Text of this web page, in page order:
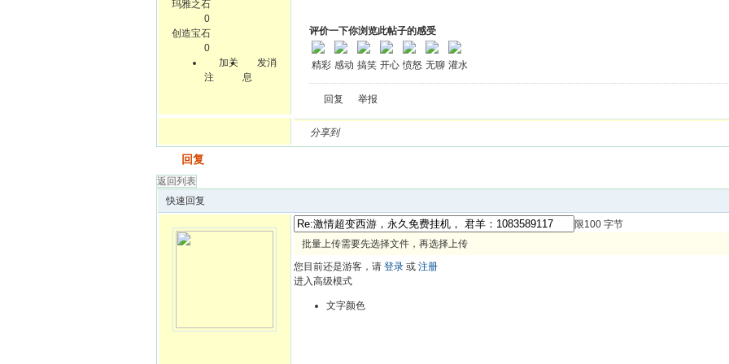
玛雅之石
0
创造宝石
0
加关
注
发消
息
评价一下你浏览此帖子的感受
精彩 感动 搞笑 开心 愤怒 无聊 灌水
回复 举报
分享到
回复
返回列表
快速回复
限100 字节
批量上传需要先选择文件，再选择上传
您目前还是游客，请 登录 或 注册
进入高级模式
文字颜色